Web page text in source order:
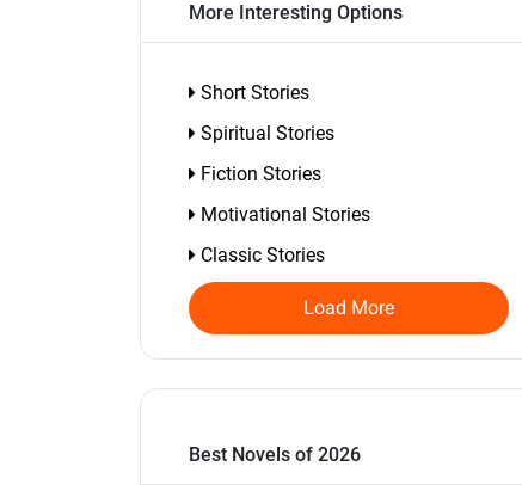
More Interesting Options
Short Stories
Spiritual Stories
Fiction Stories
Motivational Stories
Classic Stories
Load More
Best Novels of 2026